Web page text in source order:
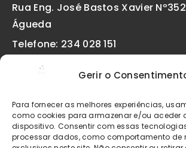
Gerir o
Para fornecer as melhores experiências,
como cookies para armazenar e/ou aceder
dispositivo. Consentir com essas
processar dados, como comportamento de
Rua Eng. José Bastos Xavier
Águeda
Telefone: 234 028 151
geral@etiquetas-online.pt
Os preços indicados incluem IVA à taxa